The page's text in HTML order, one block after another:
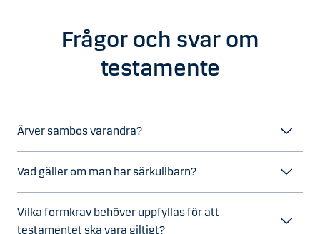
Frågor och svar om
testamente
Ärver sambos varandra?
Vad gäller om man har särkullbarn?
Vilka formkrav behöver uppfyllas för att
testamentet ska vara giltigt?